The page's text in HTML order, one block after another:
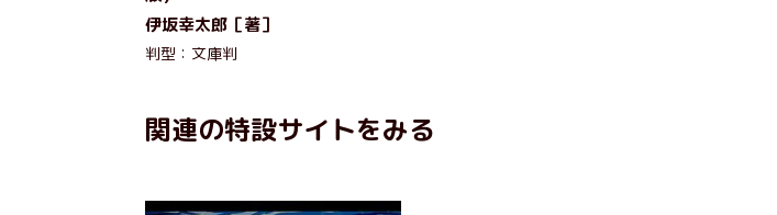
伊坂幸太郎［著］
判型：文庫判
関連の特設サイトをみる